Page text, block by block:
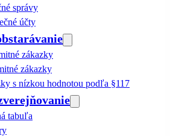
správy
účty
zákazky
zákazky
s nízkou hodnotou podľa §117
tabuľa